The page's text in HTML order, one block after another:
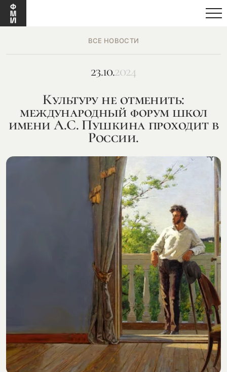
посмотреть на карте
my.history.fond@bk.ru
смотреть
ВСЕ НОВОСТИ
23.10.2024
Культуру не отменить:
международный форум школ
имени А.С. Пушкина проходит в
России.